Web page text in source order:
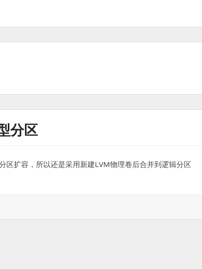
分区
扩容，所以还是采用新建LVM物理卷后合并到逻辑分区